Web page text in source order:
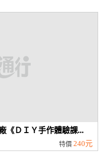
《ＤＩＹ手作體驗課...
特價 240元